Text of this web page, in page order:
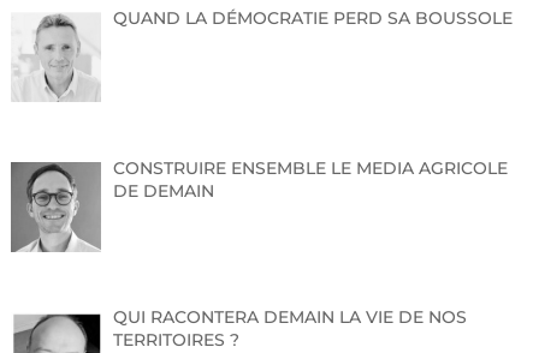
QUAND LA DÉMOCRATIE PERD SA BOUSSOLE
CONSTRUIRE ENSEMBLE LE MEDIA AGRICOLE
DE DEMAIN
QUI RACONTERA DEMAIN LA VIE DE NOS
TERRITOIRES ?